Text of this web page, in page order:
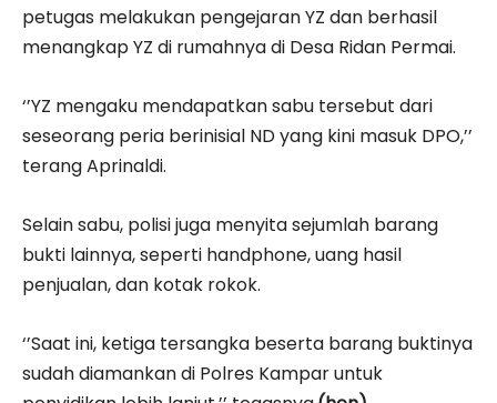
petugas melakukan pengejaran YZ dan berhasil
menangkap YZ di rumahnya di Desa Ridan Permai.
‘’YZ mengaku mendapatkan sabu tersebut dari
seseorang peria berinisial ND yang kini masuk DPO,’’
terang Aprinaldi.
Selain sabu, polisi juga menyita sejumlah barang
bukti lainnya, seperti handphone, uang hasil
penjualan, dan kotak rokok.
‘’Saat ini, ketiga tersangka beserta barang buktinya
sudah diamankan di Polres Kampar untuk